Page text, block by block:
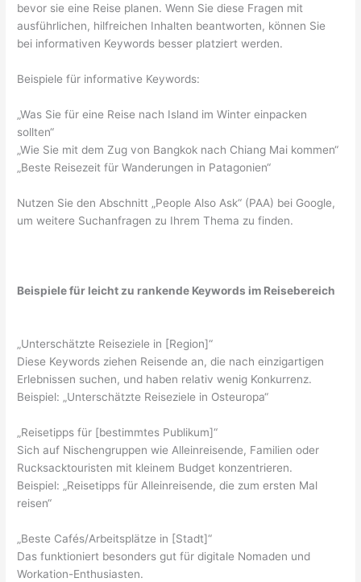
bevor sie eine Reise planen. Wenn Sie diese Fragen mit
ausführlichen, hilfreichen Inhalten beantworten, können Sie
bei informativen Keywords besser platziert werden.
Beispiele für informative Keywords:
„Was Sie für eine Reise nach Island im Winter einpacken
sollten“
„Wie Sie mit dem Zug von Bangkok nach Chiang Mai kommen“
„Beste Reisezeit für Wanderungen in Patagonien“
Nutzen Sie den Abschnitt „People Also Ask“ (PAA) bei Google,
um weitere Suchanfragen zu Ihrem Thema zu finden.
Beispiele für leicht zu rankende Keywords im Reisebereich
„Unterschätzte Reiseziele in [Region]“
Diese Keywords ziehen Reisende an, die nach einzigartigen
Erlebnissen suchen, und haben relativ wenig Konkurrenz.
Beispiel: „Unterschätzte Reiseziele in Osteuropa“
„Reisetipps für [bestimmtes Publikum]“
Sich auf Nischengruppen wie Alleinreisende, Familien oder
Rucksacktouristen mit kleinem Budget konzentrieren.
Beispiel: „Reisetipps für Alleinreisende, die zum ersten Mal
reisen“
„Beste Cafés/Arbeitsplätze in [Stadt]“
Das funktioniert besonders gut für digitale Nomaden und
Workation-Enthusiasten.